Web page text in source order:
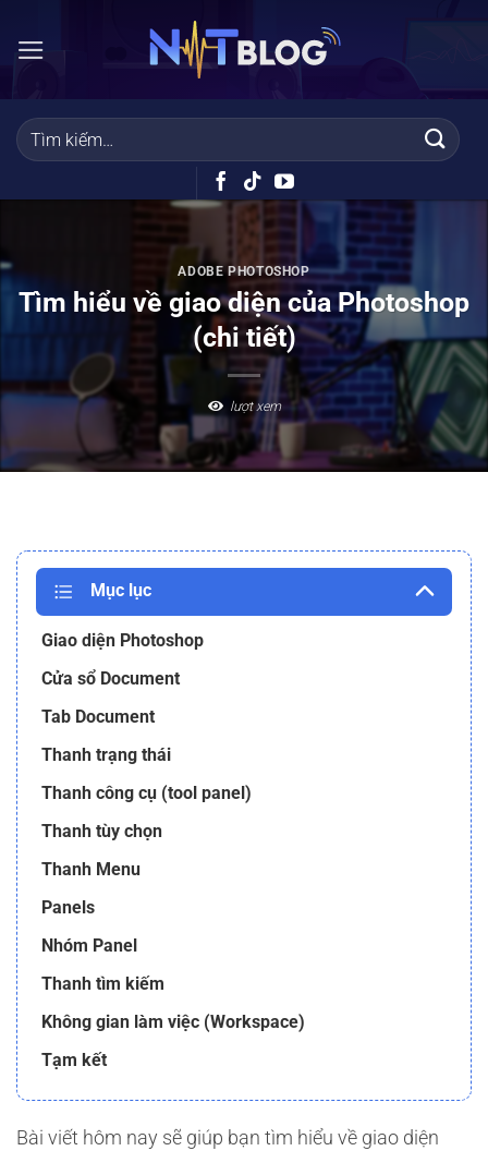
qua
dung
ADOBE PHOTOSHOP
Tìm hiểu về giao diện của Photoshop
(chi tiết)
lượt xem
Mục lục
Giao diện Photoshop
Cửa sổ Document
Tab Document
Thanh trạng thái
Thanh công cụ (tool panel)
Thanh tùy chọn
Thanh Menu
Panels
Nhóm Panel
Thanh tìm kiếm
Không gian làm việc (Workspace)
Tạm kết
Bài viết hôm nay sẽ giúp bạn tìm hiểu về giao diện